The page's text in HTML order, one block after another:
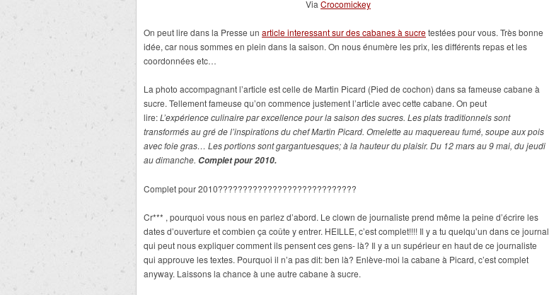
Via Crocomickey
On peut lire dans la Presse un article interessant sur des cabanes à sucretestées pour vous. Très bonne
idée, car nous sommes en plein dans la saison. On nous énumère les prix, les différents repas et les
coordonnées etc…
La photo accompagnant l’article est celle de Martin Picard (Pied de cochon) dans sa fameuse cabane à
sucre. Tellement fameuse qu’on commence justement l’article avec cette cabane. On peut
lire:L’expérience culinaire par excellence pour la saison des sucres. Les plats traditionnels sont
transformés au gré de l’inspirations du chef Martin Picard. Omelette au maquereau fumé, soupe aux pois
avec foie gras… Les portions sont gargantuesques; à la hauteur du plaisir. Du 12 mars au 9 mai, du jeudi
au dimanche. Complet pour 2010.
Complet pour 2010????????????????????????????
Cr*** , pourquoi vous nous en parlez d’abord. Le clown de journaliste prend même la peine d’écrire les
dates d’ouverture et combien ça coûte y entrer. HEILLE, c’est complet!!!! Il y a tu quelqu’un dans ce journal
qui peut nous expliquer comment ils pensent ces gens- là? Il y a un supérieur en haut de ce journaliste
qui approuve les textes. Pourquoi il n’a pas dit: ben là? Enlève-moi la cabane à Picard, c’est complet
anyway. Laissons la chance à une autre cabane à sucre.